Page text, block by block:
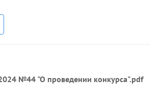
№44 "О проведении конкурса".pdf